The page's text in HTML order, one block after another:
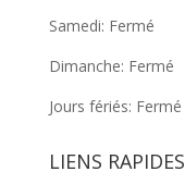
Samedi: Fermé
Dimanche: Fermé
Jours fériés: Fermé
LIENS RAPIDES